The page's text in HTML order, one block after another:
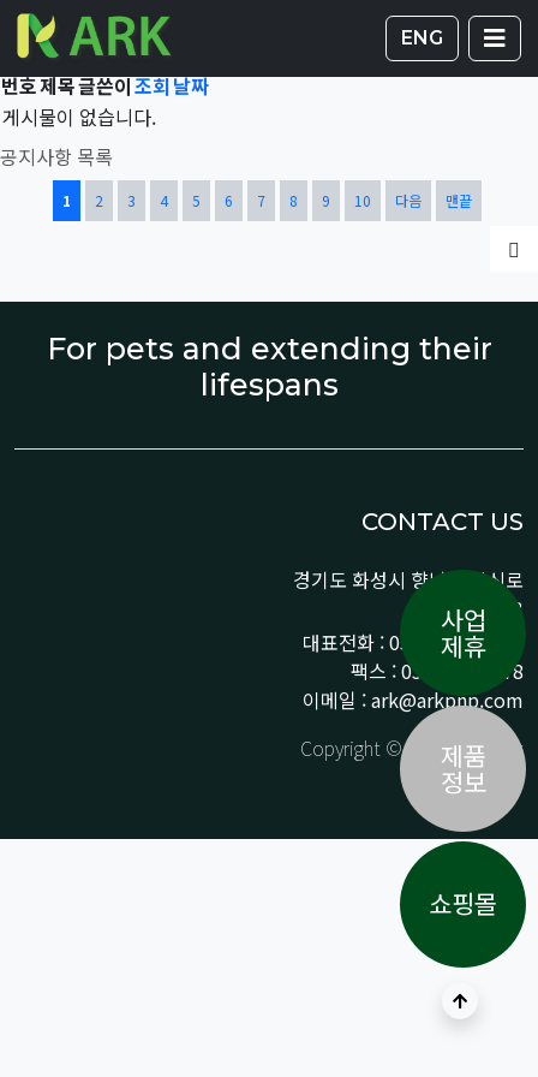
ENG
Total 42,340건1 페이지 게시판
공지사항 목록
번호제목글쓴이조회날짜
게시물이 없습니다.
열린
1 페이지
2
페이지3페이지4
페이지5페이지6
페이지7
페이지8
페이지9
페이지10
페이지 다음 맨끝
For pets and extending their
lifespans
CONTACT US
경기도 화성시 향남읍 상신로
290-13
대표전화 : 031-359-9776 /
팩스 : 031-359-9778
이메일 : ark@arkpnp.com
Copyright © ARK All Rights
Reserved.
상단으로
사업
제휴
제품
정보
쇼핑몰